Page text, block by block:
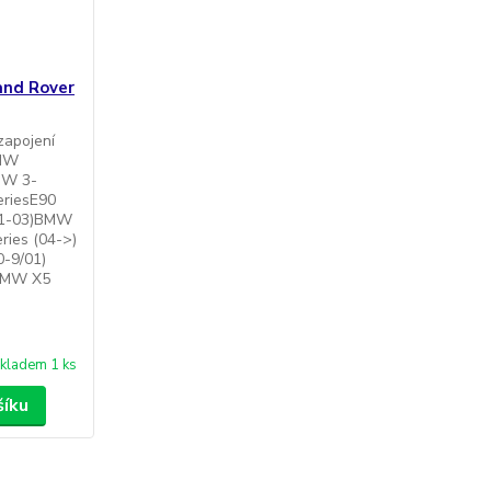
Rover
3-
03)BMW
(04->)
9/01)
X5
1 ks